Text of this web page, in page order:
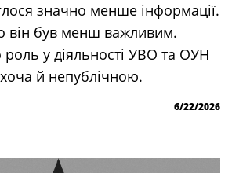
значно менше інформації.
він був менш важливим.
у діяльності УВО та ОУН
й непублічною.
6/22/2026